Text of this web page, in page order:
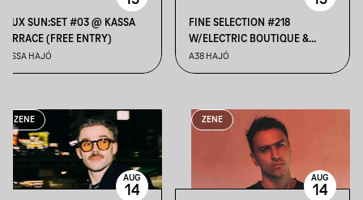
FLUX SUN:SET #03 @ KASSA
TERRACE (FREE ENTRY)
KASSA HAJÓ
FINE SELECTION #218
W/ELECTRIC BOUTIQUE &
TURNER
A38 HAJÓ
ZENE
AUG
14
ZENE
AUG
14